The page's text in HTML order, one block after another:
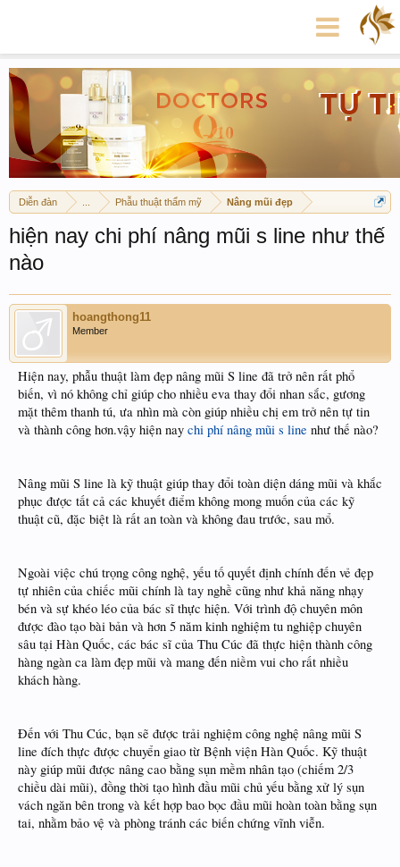
Diễn đàn Phẫu thuật thẩm mỹ Nâng mũi đẹp
hiện nay chi phí nâng mũi s line như thế
nào
hoangthong11
Member
Hiện nay, phẫu thuật làm đẹp nâng mũi S line đã trở nên rất phổ
biến, vì nó không chỉ giúp cho nhiều eva thay đổi nhan sắc, gương
mặt thêm thanh tú, ưa nhìn mà còn giúp nhiều chị em trở nên tự tin
và thành công hơn.vậy hiện nay chi phí nâng mũi s line như thế nào?
Nâng mũi S line là kỹ thuật giúp thay đổi toàn diện dáng mũi và khắc
phục được tất cả các khuyết điểm không mong muốn của các kỹ
thuật cũ, đặc biệt là rất an toàn và không đau trước, sau mổ.
Ngoài việc chú trọng công nghệ, yếu tố quyết định chính đến vẻ đẹp
tự nhiên của chiếc mũi chính là tay nghề cũng như khả năng nhạy
bén và sự khéo léo của bác sĩ thực hiện. Với trình độ chuyên môn
được đào tạo bài bản và hơn 5 năm kinh nghiệm tu nghiệp chuyên
sâu tại Hàn Quốc, các bác sĩ của Thu Cúc đã thực hiện thành công
hàng ngàn ca làm đẹp mũi và mang đến niềm vui cho rất nhiều
khách hàng.
Đến với Thu Cúc, bạn sẽ được trải nghiệm công nghệ nâng mũi S
line đích thực được chuyển giao từ Bệnh viện Hàn Quốc. Kỹ thuật
này giúp mũi được nâng cao bằng sụn mềm nhân tạo (chiếm 2/3
chiều dài mũi), đồng thời tạo hình đầu mũi chủ yếu bằng xử lý sụn
vách ngăn bên trong và kết hợp bao bọc đầu mũi hoàn toàn bằng sụn
tai, nhằm bảo vệ và phòng tránh các biến chứng vĩnh viễn.